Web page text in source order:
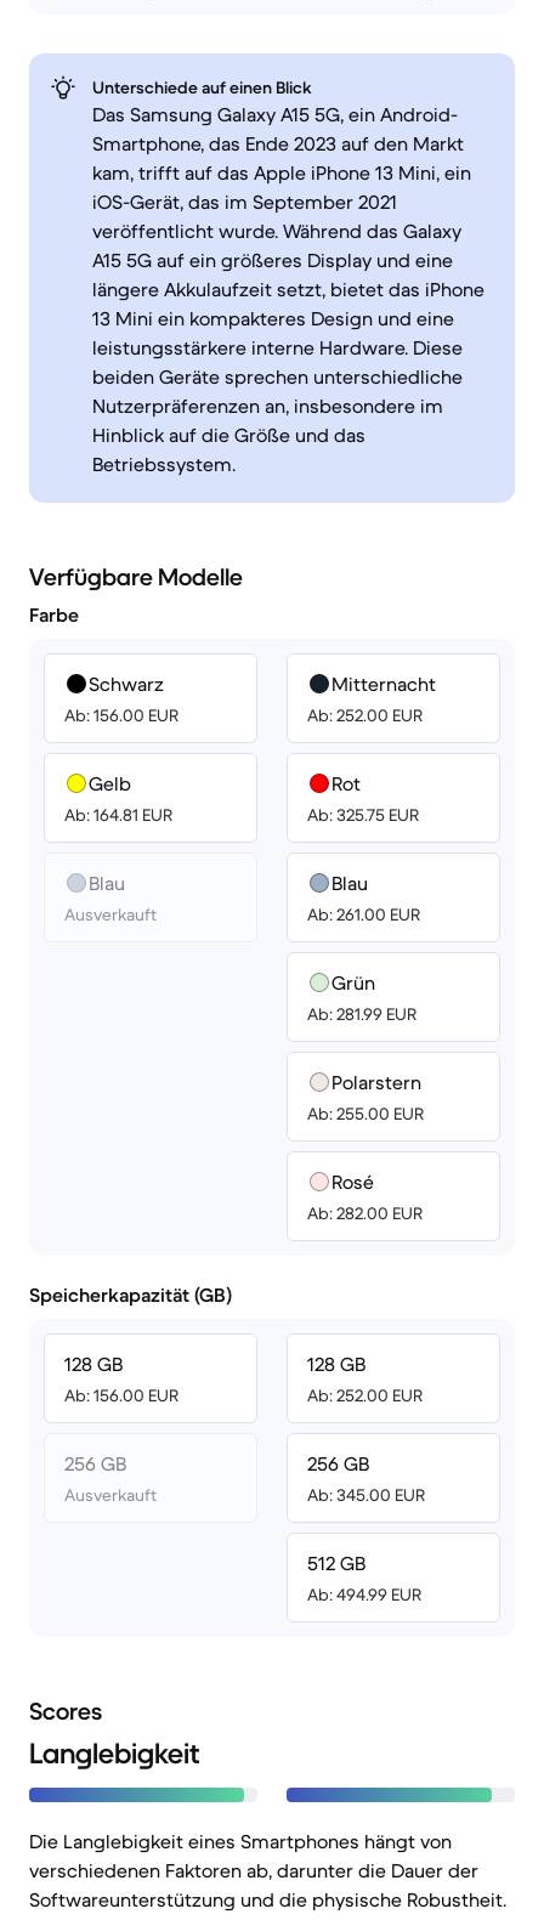
Unterschiede auf einen Blick
Das Samsung Galaxy A15 5G, ein Android-
Smartphone, das Ende 2023 auf den Markt
kam, trifft auf das Apple iPhone 13 Mini, ein
iOS-Gerät, das im September 2021
veröffentlicht wurde. Während das Galaxy
A15 5G auf ein größeres Display und eine
längere Akkulaufzeit setzt, bietet das iPhone
13 Mini ein kompakteres Design und eine
leistungsstärkere interne Hardware. Diese
beiden Geräte sprechen unterschiedliche
Nutzerpräferenzen an, insbesondere im
Hinblick auf die Größe und das
Betriebssystem.
Verfügbare Modelle
Farbe
Schwarz
Ab: 156.00 EUR
Gelb
Ab: 164.81 EUR
Blau
Ausverkauft
Mitternacht
Ab: 252.00 EUR
Rot
Ab: 325.75 EUR
Blau
Ab: 261.00 EUR
Grün
Ab: 281.99 EUR
Polarstern
Ab: 255.00 EUR
Rosé
Ab: 282.00 EUR
Speicherkapazität (GB)
128 GB
Ab: 156.00 EUR
256 GB
Ausverkauft
128 GB
Ab: 252.00 EUR
256 GB
Ab: 345.00 EUR
512 GB
Ab: 494.99 EUR
Scores
Langlebigkeit
Die Langlebigkeit eines Smartphones hängt von
verschiedenen Faktoren ab, darunter die Dauer der
Softwareunterstützung und die physische Robustheit.